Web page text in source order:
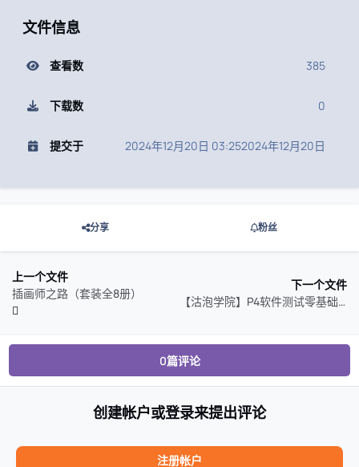
文件信息
查看数 385
下载数 0
提交于 2024年12月20日 03:252024年12月20日
分享 粉丝
上一个文件
插画师之路（套装全8册）
下一个文件
【沽泡学院】P4软件测试零基础入门
0篇评论
创建帐户或登录来提出评论
注册帐户